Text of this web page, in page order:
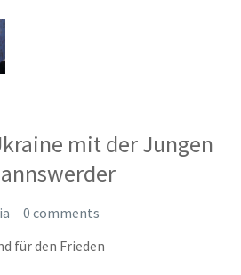
mit der Jungen
0 comments
für den Frieden